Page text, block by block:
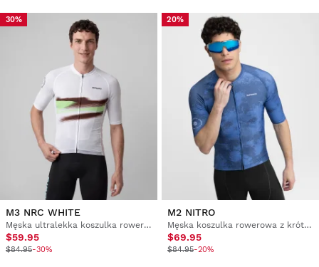
30%
M3 NRC WHITE
Męska ultralekka koszulka rowerowa
$59.95
$84.95-30%
20%
M2 NITRO
Męska koszulka rowerowa z krótkim rękawem
$69.95
$84.95-20%